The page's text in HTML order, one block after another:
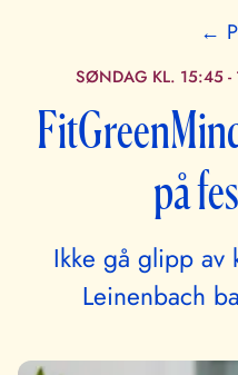
←
SØNDAG KL. 15:45 -
på
Ikke gå glipp av
Leinenbach